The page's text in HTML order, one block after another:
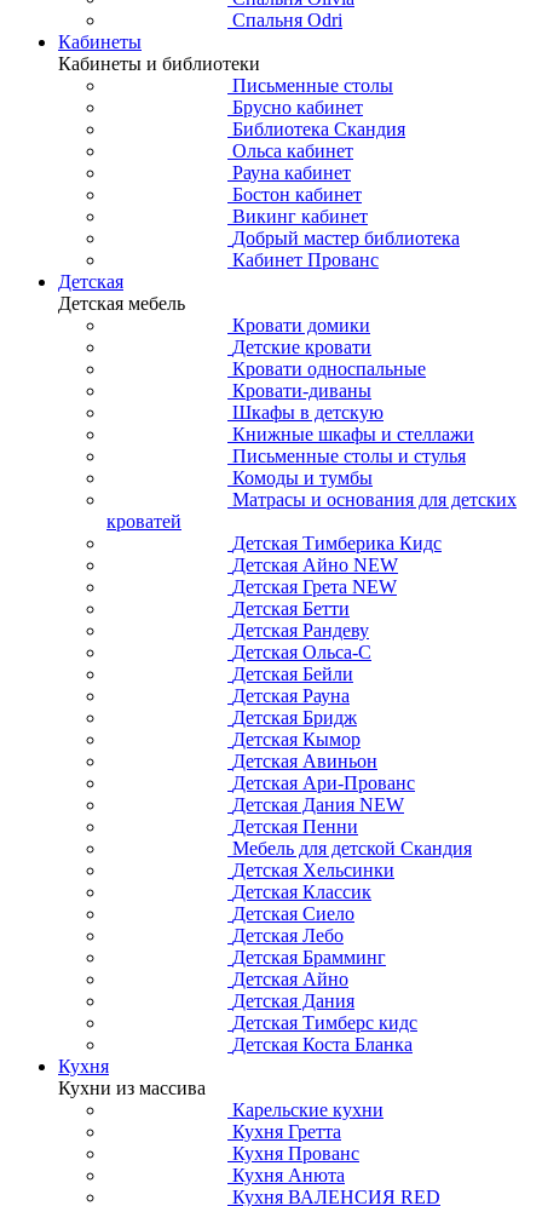
Спальня Odri
Кабинеты
Кабинеты и библиотеки
Письменные столы
Брусно кабинет
Библиотека Скандия
Ольса кабинет
Рауна кабинет
Бостон кабинет
Викинг кабинет
Добрый мастер библиотека
Кабинет Прованс
Детская
Детская мебель
Кровати домики
Детские кровати
Кровати односпальные
Кровати-диваны
Шкафы в детскую
Книжные шкафы и стеллажи
Письменные столы и стулья
Комоды и тумбы
Матрасы и основания для детских
кроватей
Детская Тимберика Кидс
Детская Айно NEW
Детская Грета NEW
Детская Бетти
Детская Рандеву
Детская Ольса-С
Детская Бейли
Детская Рауна
Детская Бридж
Детская Кымор
Детская Авиньон
Детская Ари-Прованс
Детская Дания NEW
Детская Пенни
Мебель для детской Скандия
Детская Хельсинки
Детская Классик
Детская Сиело
Детская Лебо
Детская Брамминг
Детская Айно
Детская Дания
Детская Тимберс кидс
Детская Коста Бланка
Кухня
Кухни из массива
Карельские кухни
Кухня Гретта
Кухня Прованс
Кухня Анюта
Кухня ВАЛЕНСИЯ RED